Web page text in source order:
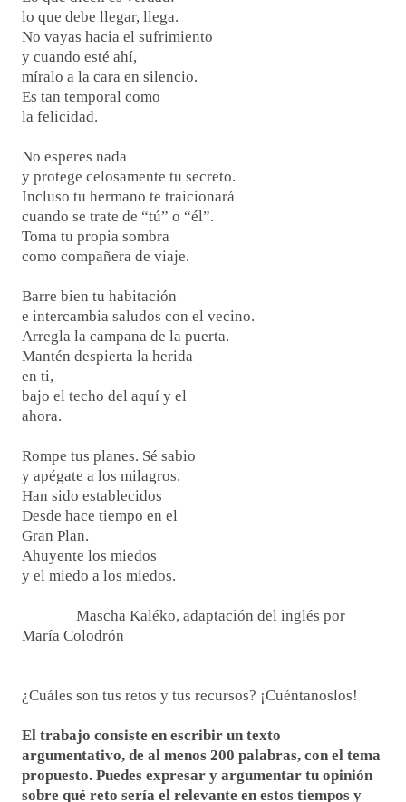
lo que debe llegar, llega.
No vayas hacia el sufrimiento
y cuando esté ahí,
míralo a la cara en silencio.
Es tan temporal como
la felicidad.
No esperes nada
y protege celosamente tu secreto.
Incluso tu hermano te traicionará
cuando se trate de “tú” o “él”.
Toma tu propia sombra
como compañera de viaje.
Barre bien tu habitación
e intercambia saludos con el vecino.
Arregla la campana de la puerta.
Mantén despierta la herida
en ti,
bajo el techo del aquí y el
ahora.
Rompe tus planes. Sé sabio
y apégate a los milagros.
Han sido establecidos
Desde hace tiempo en el
Gran Plan.
Ahuyente los miedos
y el miedo a los miedos.
Mascha Kaléko, adaptación del inglés por
María Colodrón
¿Cuáles son tus retos y tus recursos? ¡Cuéntanoslos!
El trabajo consiste en escribir un texto
argumentativo, de al menos 200 palabras, con el tema
propuesto. Puedes expresar y argumentar tu opinión
sobre qué reto sería el relevante en estos tiempos y